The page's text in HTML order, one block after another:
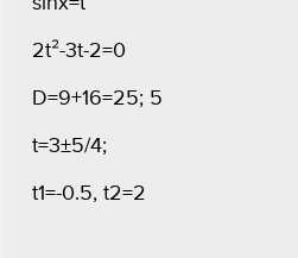
2t²-3t-2=0
D=9+16=25; 5
t=3±5/4;
t1=-0.5, t2=2